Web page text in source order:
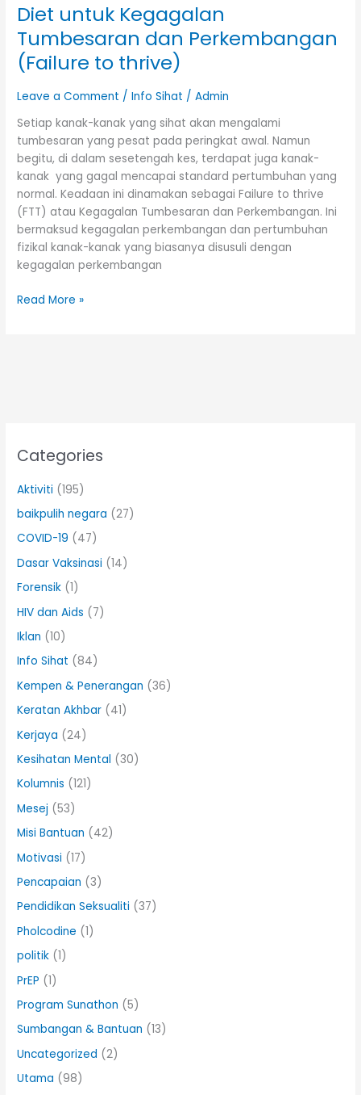
Diet untuk Kegagalan
Tumbesaran dan Perkembangan
(Failure to thrive)
Leave a Comment /Info Sihat /Admin
Setiap kanak-kanak yang sihat akan mengalami
tumbesaran yang pesat pada peringkat awal. Namun
begitu, di dalam sesetengah kes, terdapat juga kanak-
kanak yang gagal mencapai standard pertumbuhan yang
normal. Keadaan ini dinamakan sebagai Failure to thrive
(FTT) atau Kegagalan Tumbesaran dan Perkembangan. Ini
bermaksud kegagalan perkembangan dan pertumbuhan
fizikal kanak-kanak yang biasanya disusuli dengan
kegagalan perkembangan
Kegagalan
Tumbesaran
dan
Perkembangan
to
thrive)
Read More »
Categories
Aktiviti (195)
baikpulih negara (27)
COVID-19 (47)
Dasar Vaksinasi (14)
Forensik (1)
HIV dan Aids (7)
Iklan (10)
Info Sihat (84)
Kempen & Penerangan (36)
Keratan Akhbar (41)
Kerjaya (24)
Kesihatan Mental (30)
Kolumnis (121)
Mesej (53)
Misi Bantuan (42)
Motivasi (17)
Pencapaian (3)
Pendidikan Seksualiti (37)
Pholcodine (1)
politik (1)
PrEP (1)
Program Sunathon (5)
Sumbangan & Bantuan (13)
Uncategorized (2)
Utama (98)